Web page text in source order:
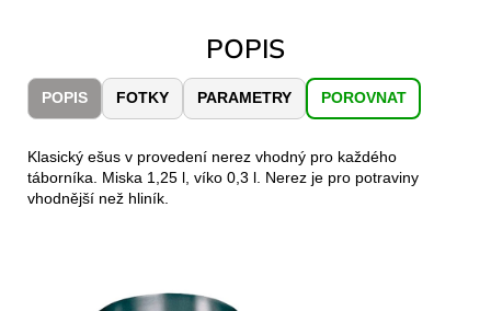
POPIS
POPIS FOTKY PARAMETRY POROVNAT
Klasický ešus v provedení nerez vhodný pro každého
táborníka. Miska 1,25 l, víko 0,3 l. Nerez je pro potraviny
vhodnější než hliník.